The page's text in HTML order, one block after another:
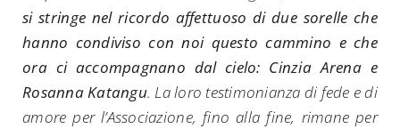
si stringe nel ricordo affettuoso di due sorelle che
hanno condiviso con noi questo cammino e che
ora ci accompagnano dal cielo: Cinzia Arena e
Rosanna Katangu. La loro testimonianza di fede e di
amore per l’Associazione, fino alla fine, rimane per